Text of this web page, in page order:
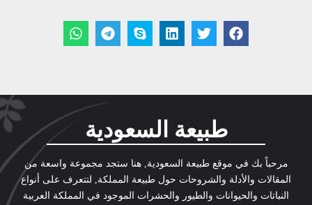
طبيعة السعودية
مرحباً بك في موقع طبيعة السعودية, هنا ستجد مجموعة واسعة من
المقالات والأدلة والشروحات حول طبيعة المملكة, لتتعرف على أنواع
النباتات والحيوانات والطيور والحشرات الموجود في المملكة العربية